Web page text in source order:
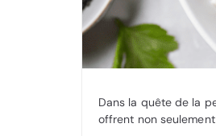
Dans la quête de la
offrent non